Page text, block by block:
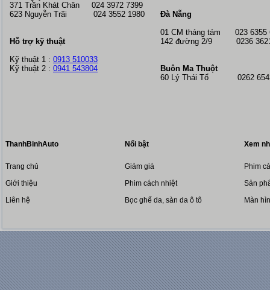
371 Trần Khát Chân 024 3972 7399
623 Nguyễn Trãi 024 3552 1980
Hỗ trợ kỹ thuật
Kỹ thuật 1 : 0913 510033
Kỹ thuật 2 : 0941 543804
Đà Nẵng
01 CM tháng tám 023 6355
142 đường 2/9 0236
Buôn Ma Thuột
60 Lý Thái Tổ 0262
ThanhBinhAuto
Trang chủ
Giới thiệu
Liên hệ
Nổi bật
Giảm giá
Phim cách nhiệt
Bọc ghế da, sàn da ô tô
Xem
Phim
Sản
Màn